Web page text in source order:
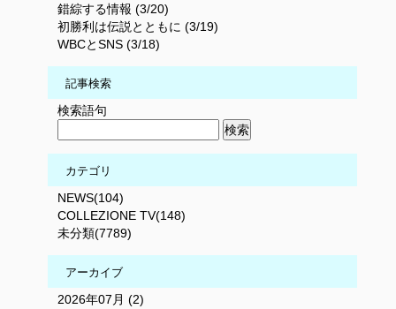
錯綜する情報 (3/20)
初勝利は伝説とともに (3/19)
WBCとSNS (3/18)
記事検索
検索語句
カテゴリ
NEWS(104)
COLLEZIONE TV(148)
未分類(7789)
アーカイブ
2026年07月 (2)